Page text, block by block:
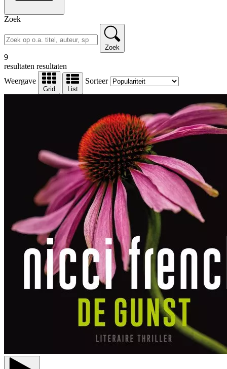
Zoek
Zoek
9
resultaten resultaten
Weergave
Grid List
Sorteer